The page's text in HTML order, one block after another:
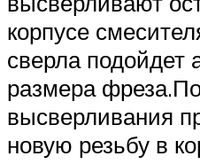
корпусе
сверла подойдет
размера
высверливания
новую резьбу в